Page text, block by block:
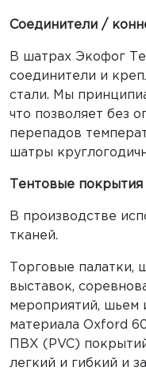
Соединители /
В шатрах Экофог
соединители и
стали. Мы
что позволяет без
перепадов
шатры
Тентовые
В производстве
тканей.
Торговые палатки,
выставок,
мероприятий, шьем
материала Oxford
ПВХ (PVC)
легкий и гибкий и